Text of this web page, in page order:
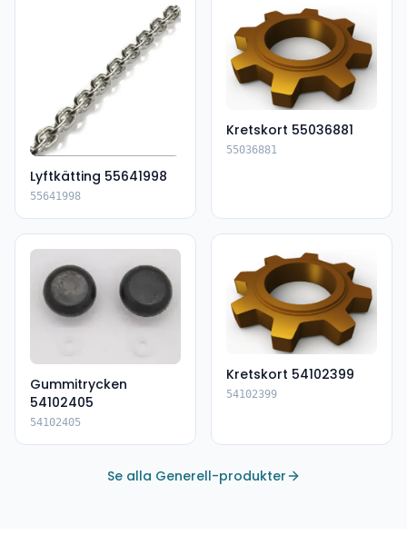
Lyftkätting 55641998
55641998
Kretskort 55036881
55036881
Gummitrycken
54102405
54102405
Kretskort 54102399
54102399
Se alla Generell-produkter